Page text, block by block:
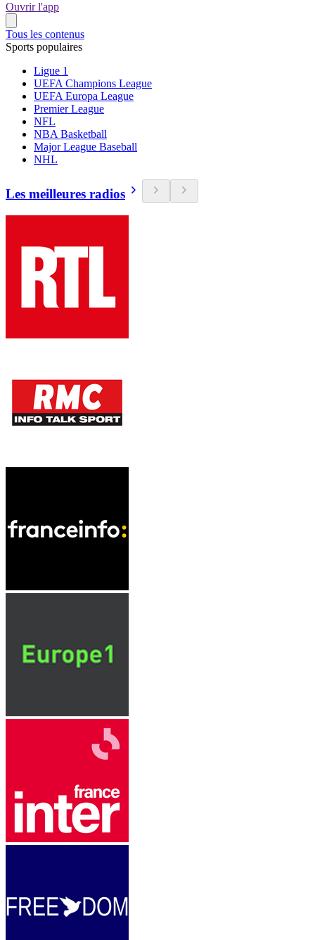
Ouvrir l'app
Tous les contenus
Sports populaires
Ligue 1
UEFA Champions League
UEFA Europa League
Premier League
NFL
NBA Basketball
Major League Baseball
NHL
Les meilleures radios